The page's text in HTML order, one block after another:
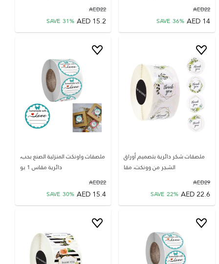
22
AED
14
AED
SAVE 36%
22
AED
15.2
AED
SAVE 31%
ملصقات شكر دائرية بتصميم أوراق
الشجر من وونكت، مقا
29
AED
22.6
AED
SAVE 22%
ملصقات واونكت المنزلية الصنع بحب،
دائرية مقاس 1 بو
22
AED
15.4
AED
SAVE 30%